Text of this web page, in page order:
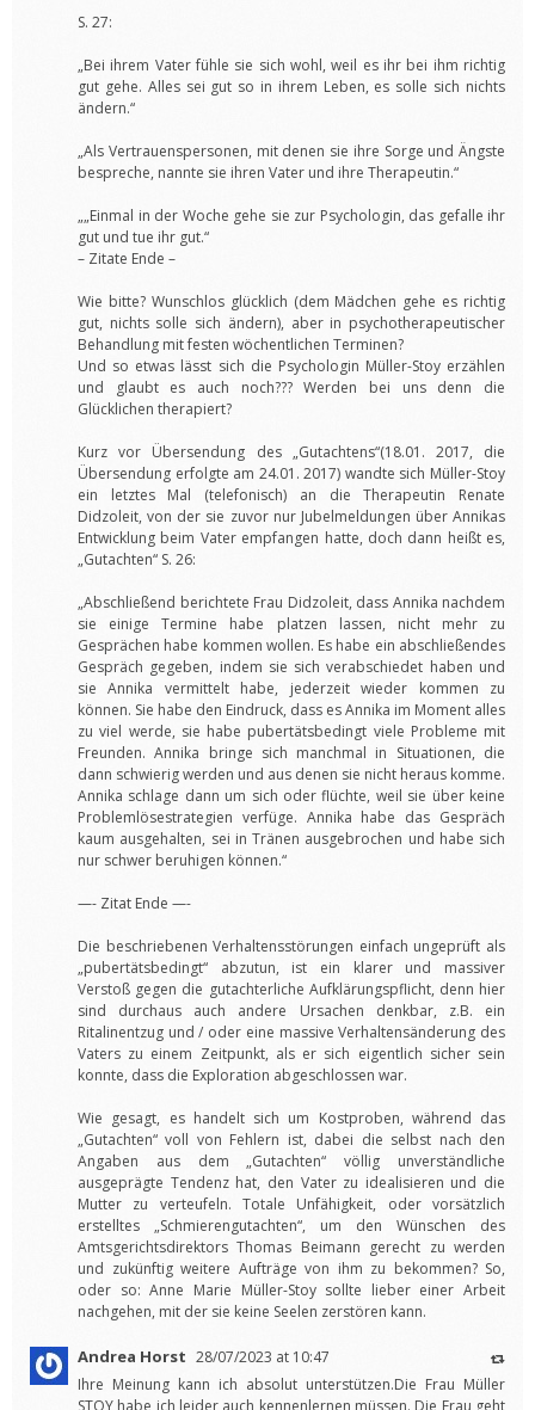
S. 27:
„Bei ihrem Vater fühle sie sich wohl, weil es ihr bei ihm richtig
gut gehe. Alles sei gut so in ihrem Leben, es solle sich nichts
ändern.“
„Als Vertrauenspersonen, mit denen sie ihre Sorge und Ängste
bespreche, nannte sie ihren Vater und ihre Therapeutin.“
„„Einmal in der Woche gehe sie zur Psychologin, das gefalle ihr
gut und tue ihr gut.“
– Zitate Ende –
Wie bitte? Wunschlos glücklich (dem Mädchen gehe es richtig
gut, nichts solle sich ändern), aber in psychotherapeutischer
Behandlung mit festen wöchentlichen Terminen?
Und so etwas lässt sich die Psychologin Müller-Stoy erzählen
und glaubt es auch noch??? Werden bei uns denn die
Glücklichen therapiert?
Kurz vor Übersendung des „Gutachtens“(18.01. 2017, die
Übersendung erfolgte am 24.01. 2017) wandte sich Müller-Stoy
ein letztes Mal (telefonisch) an die Therapeutin Renate
Didzoleit, von der sie zuvor nur Jubelmeldungen über Annikas
Entwicklung beim Vater empfangen hatte, doch dann heißt es,
„Gutachten“ S. 26:
„Abschließend berichtete Frau Didzoleit, dass Annika nachdem
sie einige Termine habe platzen lassen, nicht mehr zu
Gesprächen habe kommen wollen. Es habe ein abschließendes
Gespräch gegeben, indem sie sich verabschiedet haben und
sie Annika vermittelt habe, jederzeit wieder kommen zu
können. Sie habe den Eindruck, dass es Annika im Moment alles
zu viel werde, sie habe pubertätsbedingt viele Probleme mit
Freunden. Annika bringe sich manchmal in Situationen, die
dann schwierig werden und aus denen sie nicht heraus komme.
Annika schlage dann um sich oder flüchte, weil sie über keine
Problemlösestrategien verfüge. Annika habe das Gespräch
kaum ausgehalten, sei in Tränen ausgebrochen und habe sich
nur schwer beruhigen können.“
—- Zitat Ende —-
Die beschriebenen Verhaltensstörungen einfach ungeprüft als
„pubertätsbedingt“ abzutun, ist ein klarer und massiver
Verstoß gegen die gutachterliche Aufklärungspflicht, denn hier
sind durchaus auch andere Ursachen denkbar, z.B. ein
Ritalinentzug und / oder eine massive Verhaltensänderung des
Vaters zu einem Zeitpunkt, als er sich eigentlich sicher sein
konnte, dass die Exploration abgeschlossen war.
Wie gesagt, es handelt sich um Kostproben, während das
„Gutachten“ voll von Fehlern ist, dabei die selbst nach den
Angaben aus dem „Gutachten“ völlig unverständliche
ausgeprägte Tendenz hat, den Vater zu idealisieren und die
Mutter zu verteufeln. Totale Unfähigkeit, oder vorsätzlich
erstelltes „Schmierengutachten“, um den Wünschen des
Amtsgerichtsdirektors Thomas Beimann gerecht zu werden
und zukünftig weitere Aufträge von ihm zu bekommen? So,
oder so: Anne Marie Müller-Stoy sollte lieber einer Arbeit
nachgehen, mit der sie keine Seelen zerstören kann.
Andrea Horst 28/07/2023 at 10:47
Ihre Meinung kann ich absolut unterstützen.Die Frau Müller
STOY habe ich leider auch kennenlernen müssen. Die Frau geht